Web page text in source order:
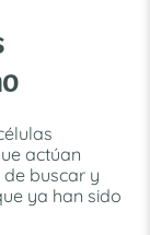
actúan
buscar y
ya han sido